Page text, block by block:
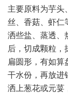
主要原料为芋头
丝、香菇、虾仁
洒些盐、蒸透、
后，切成颗粒，
扁圆形，有如算
干水份，再放进
洒上葱花或元荽